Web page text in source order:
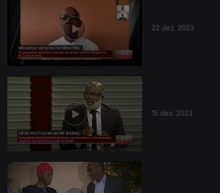
22 dez. 2023
15 dez. 2023